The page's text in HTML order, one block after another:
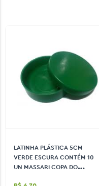
LATINHA PLÁSTICA 5CM
VERDE ESCURA CONTÉM 10
UN MASSARI COPA DO